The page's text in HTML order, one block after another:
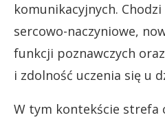
komunikacyjnych.
sercowo-naczyniowe,
funkcji poznawczych
i zdolność uczenia się u
W tym kontekście strefa